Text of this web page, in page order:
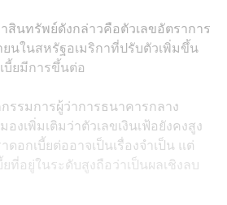
สินทรัพย์ดังกล่าวคือตัวเลขอัตราการ
ยนในสหรัฐอเมริกาที่ปรับตัวเพิ่มขึ้น
บี้ยมีการขึ้นต่อ
รรมการผู้ว่าการธนาคารกลาง
งเพิ่มเติมว่าตัวเลขเงินเฟ้อยังคงสูง
อกเบี้ยต่ออาจเป็นเรื่องจำเป็น แต่
ที่อยู่ในระดับสูงถือว่าเป็นผลเชิงลบ